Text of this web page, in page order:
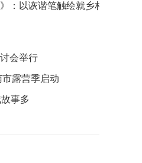
：以诙谐笔触绘就乡村
会举行
露营季启动
事多